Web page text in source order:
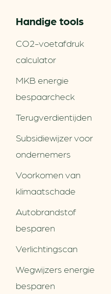
Handige tools
CO2-voetafdruk
calculator
MKB energie
bespaarcheck
Terugverdien­tijden
Subsidiewijzer voor
ondernemers
Voorkomen van
klimaatschade
Autobrandstof
besparen
Verlichtingscan
Wegwijzers energie
besparen